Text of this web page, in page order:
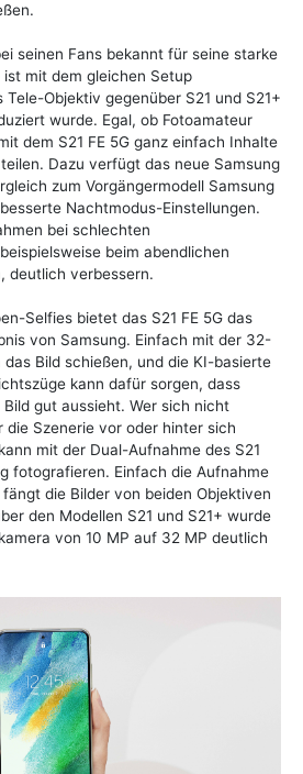
seinen Fans bekannt für seine starke
ist mit dem gleichen Setup
Objektiv gegenüber S21 und S21+
wurde. Egal, ob Fotoamateur
dem S21 FE 5G ganz einfach Inhalte
Dazu verfügt das neue Samsung
zum Vorgängermodell Samsung
Nachtmodus-Einstellungen.
bei schlechten
beim abendlichen
deutlich verbessern.
Selfies bietet das S21 FE 5G das
von Samsung. Einfach mit der 32-
Bild schießen, und die KI-basierte
kann dafür sorgen, dass
gut aussieht. Wer sich nicht
die Szenerie vor oder hinter sich
mit der Dual-Aufnahme des S21
fotografieren. Einfach die Aufnahme
die Bilder von beiden Objektiven
den Modellen S21 und S21+ wurde
von 10 MP auf 32 MP deutlich